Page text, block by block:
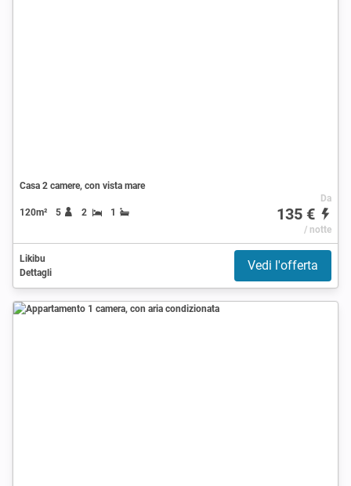
Casa 2 camere, con vista mare
120m² 5 2 1
Da
135 €
/ notte
Likibu
Dettagli
Vedi l'offerta